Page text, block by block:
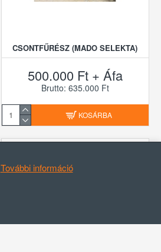
CSONTFŰRÉSZ (MADO SELEKTA)
500.000 Ft + Áfa
Brutto: 635.000 Ft
KOSÁRBA
További információ